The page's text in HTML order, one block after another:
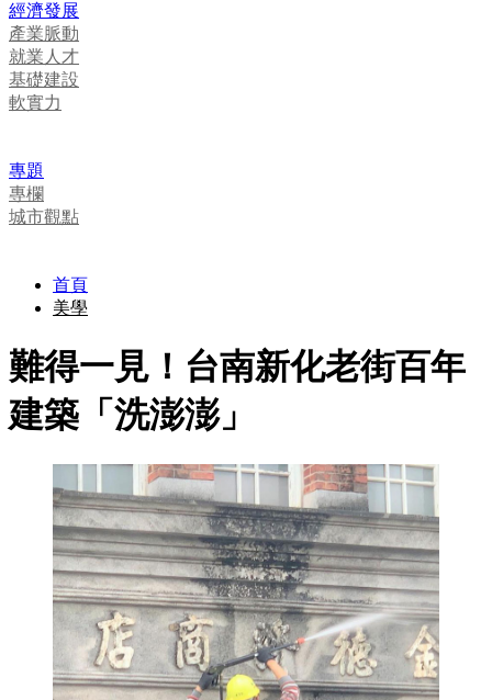
經濟發展
產業脈動
就業人才
基礎建設
軟實力
專題
專欄
城市觀點
首頁
美學
難得一見！台南新化老街百年
建築「洗澎澎」